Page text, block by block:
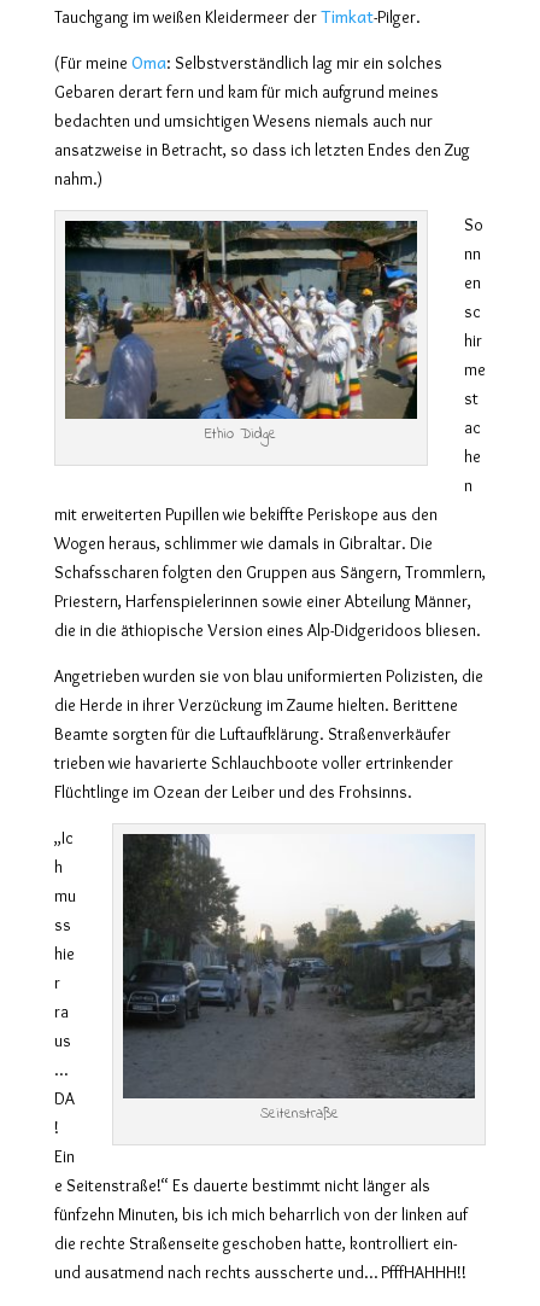
Tauchgang im weißen Kleidermeer derTimkat-Pilger.
(Für meine Oma: Selbstverständlich lag mir ein solches
Gebaren derart fern und kam für mich aufgrund meines
bedachten und umsichtigen Wesens niemals auch nur
ansatzweise in Betracht, so dass ich letzten Endes den Zug
nahm.)
Ethio Didge
So
nn
en
sc
hir
me
st
ac
he
n
mit erweiterten Pupillen wie bekiffte Periskope aus den
Wogen heraus, schlimmer wie damals in Gibraltar. Die
Schafsscharen folgten den Gruppen aus Sängern, Trommlern,
Priestern, Harfenspielerinnen sowie einer Abteilung Männer,
die in die äthiopische Version eines Alp-Didgeridoos bliesen.
Angetrieben wurden sie von blau uniformierten Polizisten, die
die Herde in ihrer Verzückung im Zaume hielten. Berittene
Beamte sorgten für die Luftaufklärung. Straßenverkäufer
trieben wie havarierte Schlauchboote voller ertrinkender
Flüchtlinge im Ozean der Leiber und des Frohsinns.
Seitenstraße
„Ic
h
mu
ss
hie
r
ra
us
…
DA
!
Ein
e Seitenstraße!“ Es dauerte bestimmt nicht länger als
fünfzehn Minuten, bis ich mich beharrlich von der linken auf
die rechte Straßenseite geschoben hatte, kontrolliert ein-
und ausatmend nach rechts ausscherte und… PfffHAHHH!!